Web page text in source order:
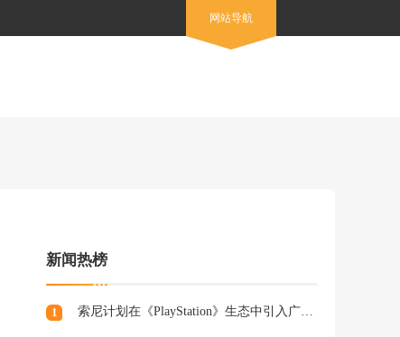
网站导航
新闻热榜
1 索尼计划在《PlayStation》生态中引入广告，组建专业营销团队